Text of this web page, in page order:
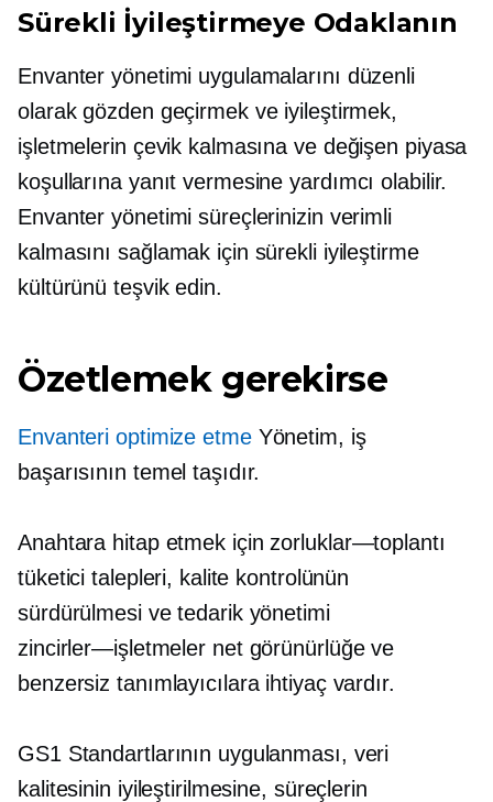
Sürekli İyileştirmeye Odaklanın
Envanter yönetimi uygulamalarını düzenli
olarak gözden geçirmek ve iyileştirmek,
işletmelerin çevik kalmasına ve değişen piyasa
koşullarına yanıt vermesine yardımcı olabilir.
Envanter yönetimi süreçlerinizin verimli
kalmasını sağlamak için sürekli iyileştirme
kültürünü teşvik edin.
Özetlemek gerekirse
Envanteri optimize etmeYönetim, iş
başarısının temel taşıdır.
Anahtara hitap etmek için zorluklar—toplantı
tüketici talepleri, kalite kontrolünün
sürdürülmesi ve tedarik yönetimi
zincirler—işletmeler net görünürlüğe ve
benzersiz tanımlayıcılara ihtiyaç vardır.
GS1 Standartlarının uygulanması, veri
kalitesinin iyileştirilmesine, süreçlerin